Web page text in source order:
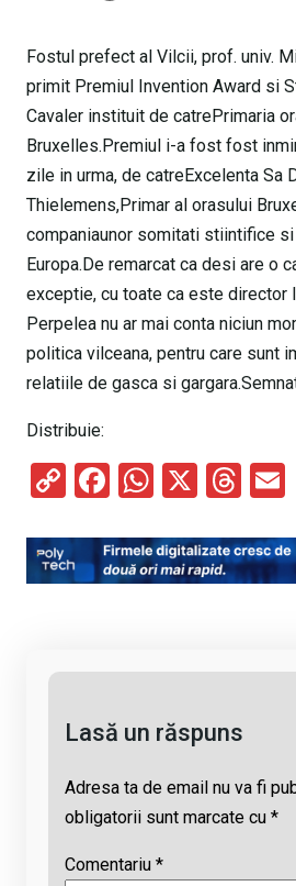
Fostul prefect al Vilcii, prof. univ.
primit Premiul Invention Award si
Cavaler instituit de catrePrimaria
Bruxelles.Premiul i-a fost fost
zile in urma, de catreExcelenta Sa
Thielemens,Primar al orasului
companiaunor somitati stiintifice
Europa.De remarcat ca desi are o
exceptie, cu toate ca este director
Perpelea nu ar mai conta niciun
politica vilceana, pentru care sunt
relatiile de gasca si
Distribuie:
C
py
Li
F
ce
b
W
at
s
X
T
e
a
Lasă un răspuns
Adresa ta de email nu va fi
obligatorii sunt marcate cu *
Comentariu *